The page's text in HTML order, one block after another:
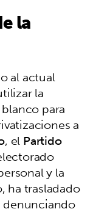
la
al actual
la
para
a
, elPartido
y la
ha trasladado
denunciando